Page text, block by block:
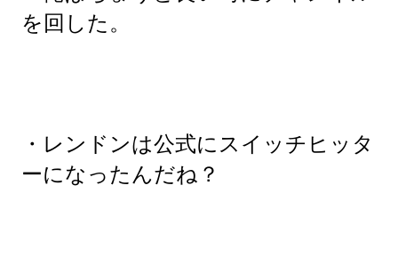
を回した。
・レンドンは公式にスイッチヒッタ
ーになったんだね？